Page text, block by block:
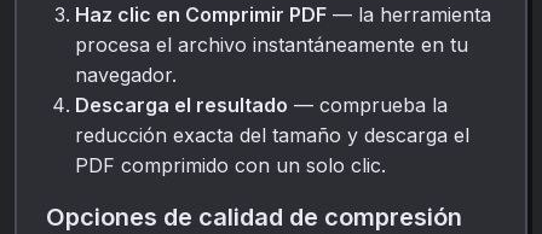
Haz clic en Comprimir PDF — la herramienta
procesa el archivo instantáneamente en tu
navegador.
Descarga el resultado — comprueba la
reducción exacta del tamaño y descarga el
PDF comprimido con un solo clic.
Opciones de calidad de compresión